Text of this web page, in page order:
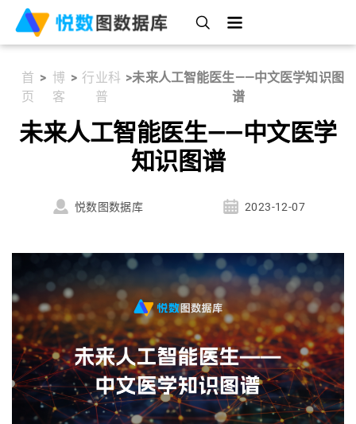
首
页
> 博
客
> 行业科
普
>未来人工智能医生——中文医学知识图
谱
未来人工智能医生——中文医学
知识图谱
悦数图数据库 2023-12-07